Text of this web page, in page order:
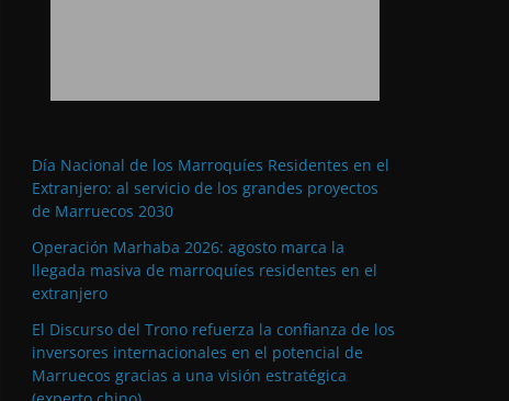
Día Nacional de los Marroquíes Residentes en el
Extranjero: al servicio de los grandes proyectos
de Marruecos 2030
Operación Marhaba 2026: agosto marca la
llegada masiva de marroquíes residentes en el
extranjero
El Discurso del Trono refuerza la confianza de los
inversores internacionales en el potencial de
Marruecos gracias a una visión estratégica